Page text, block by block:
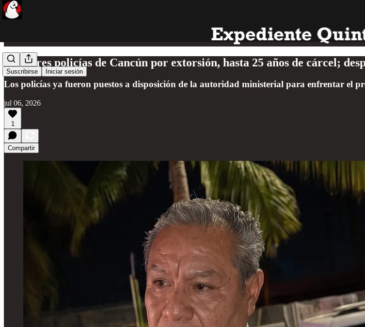
Suscribirse Iniciar sesión
Caen tres policías de Cancún por extorsión, hasta 25 años de cárcel;
Los policías ya fueron puestos a disposición de la autoridad ministerial para enfrentar el
jul 06, 2026
1
Compartir